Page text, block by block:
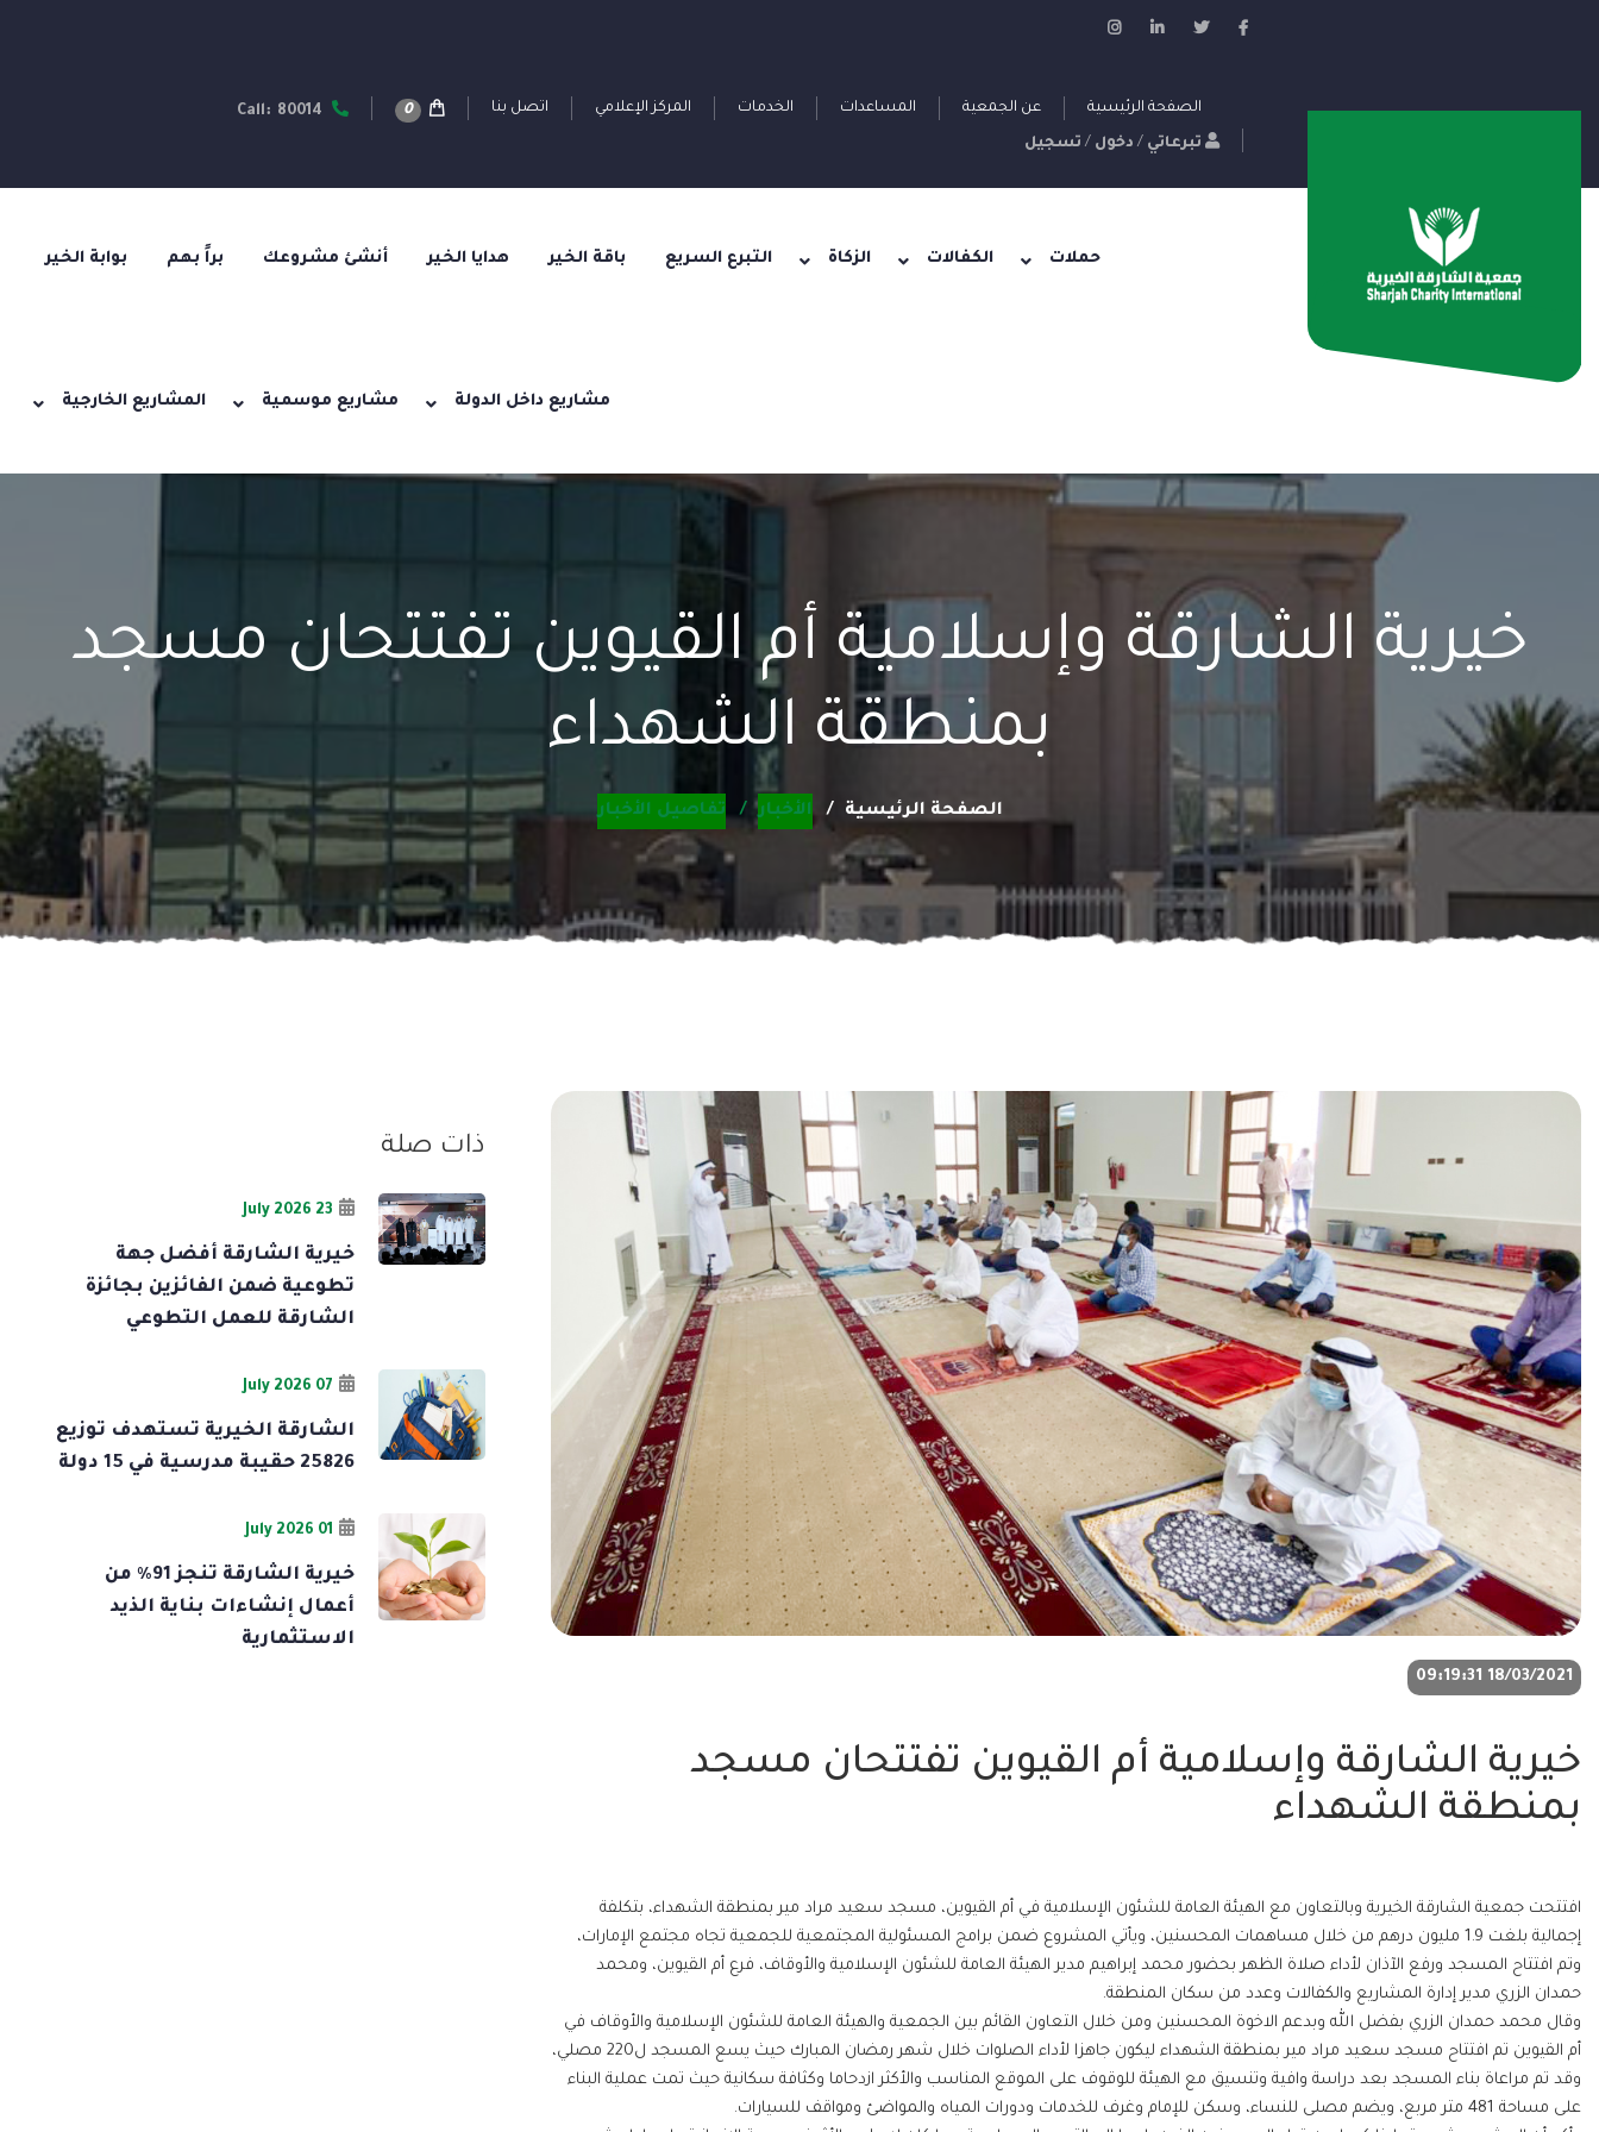
الصفحة الرئيسية عن الجمعية المساعدات الخدمات المركز الإعلامي اتصل بنا 0
تبرعاتي / دخول / تسجيل
بوابة الخير براً بهم أنشئ مشروعك هدايا الخير باقة الخير التبرع السريع الزكاة الكفالات حملات
المشاريع الخارجية مشاريع موسمية مشاريع داخل الدولة
خيرية الشارقة وإسلامية أم القيوين تفتتحان مسجد
بمنطقة الشهداء
الصفحة الرئيسية الأخبار تفاصيل الأخبار
18/03/2021 09:19:31
خيرية الشارقة وإسلامية أم القيوين تفتتحان مسجد
بمنطقة الشهداء
افتتحت جمعية الشارقة الخيرية وبالتعاون مع الهيئة العامة للشئون الإسلامية في أم القيوين، مسجد سعيد مراد مير بمنطقة الشهداء، بتكلفة
إجمالية بلغت 1.9 مليون درهم من خلال مساهمات المحسنين، ويأتي المشروع ضمن برامج المسئولية المجتمعية للجمعية تجاه مجتمع الإمارات،
وتم افتتاح المسجد ورفع الآذان لأداء صلاة الظهر بحضور محمد إبراهيم مدير الهيئة العامة للشئون الإسلامية والأوقاف، فرع أم القيوين، ومحمد
حمدان الزري مدير إدارة المشاريع والكفالات وعدد من سكان المنطقة.
وقال محمد حمدان الزري بفضل الله وبدعم الاخوة المحسنين ومن خلال التعاون القائم بين الجمعية والهيئة العامة للشئون الإسلامية والأوقاف في
أم القيوين تم افتتاح مسجد سعيد مراد مير بمنطقة الشهداء ليكون جاهزا لأداء الصلوات خلال شهر رمضان المبارك حيث يسع المسجد ل220 مصلي،
وقد تم مراعاة بناء المسجد بعد دراسة وافية وتنسيق مع الهيئة للوقوف على الموقع المناسب والأكثر ازدحاما وكثافة سكانية حيث تمت عملية البناء
على مساحة 481 متر مربع، ويضم مصلى للنساء، وسكن للإمام وغرف للخدمات ودورات المياه والمواضئ ومواقف للسيارات.
ذات صلة
23 July 2026
خيرية الشارقة أفضل جهة
تطوعية ضمن الفائزين بجائزة
الشارقة للعمل التطوعي
07 July 2026
الشارقة الخيرية تستهدف توزيع
25826 حقيبة مدرسية في 15 دولة
01 July 2026
خيرية الشارقة تنجز 91% من
أعمال إنشاءات بناية الذيد
الاستثمارية